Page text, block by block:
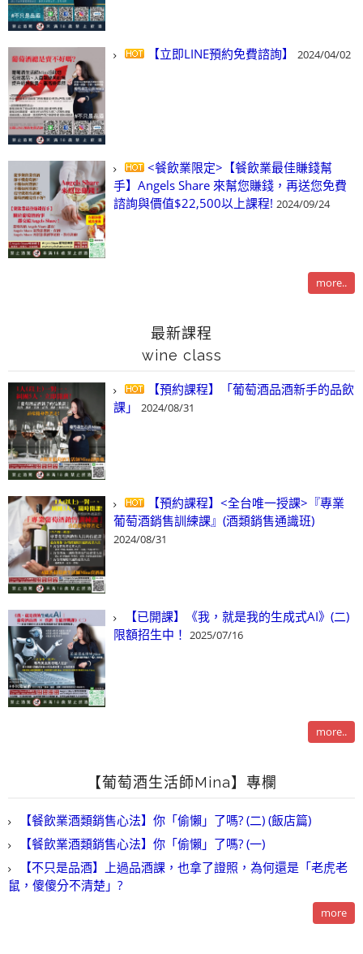
【立即LINE預約免費諮詢】 2024/04/02
<餐飲業限定>【餐飲業最佳賺錢幫
手】Angels Share 來幫您賺錢，再送您免費
諮詢與價值$22,500以上課程! 2024/09/24
more..
最新課程
wine class
【預約課程】「葡萄酒品酒新手的品飲
課」
2024/08/31
【預約課程】<全台唯一授課>『專業
葡萄酒銷售訓練課』(酒類銷售通識班)
2024/08/31
【已開課】《我，就是我的生成式AI》(二)
限額招生中！ 2025/07/16
more..
【葡萄酒生活師Mina】專欄
【餐飲業酒類銷售心法】你「偷懶」了嗎? (二) (飯店篇)
【餐飲業酒類銷售心法】你「偷懶」了嗎? (一)
【不只是品酒】上過品酒課，也拿了證照，為何還是「老虎老
鼠，傻傻分不清楚」?
more